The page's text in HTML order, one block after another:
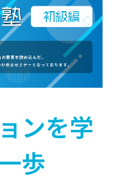
ンを学
歩